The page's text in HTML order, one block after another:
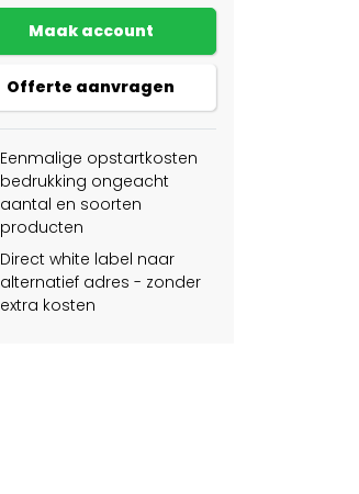
Maak account
Offerte aanvragen
Eenmalige opstartkosten
bedrukking ongeacht
aantal en soorten
producten
Direct white label naar
alternatief adres - zonder
extra kosten